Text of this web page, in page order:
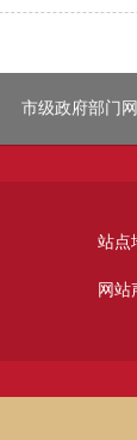
市级政府部门
站点
网站